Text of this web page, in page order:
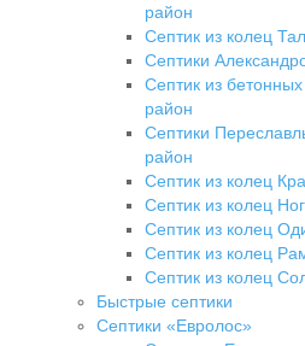
район
Септик из колец
Септики
Септик из
район
Септики
район
Септик из колец
Септик из колец
Септик из колец
Септик из колец
Септик из колец
Быстрые септики
Септики «Евролос»